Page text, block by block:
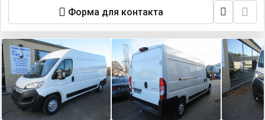
Форма для контакта